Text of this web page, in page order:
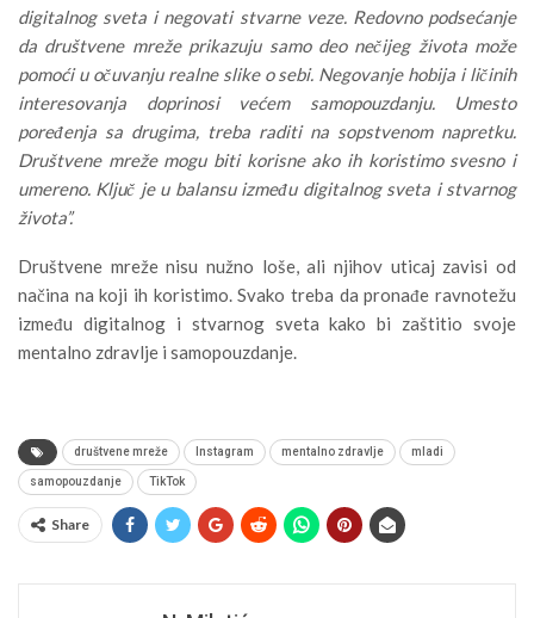
digitalnog sveta i negovati stvarne veze. Redovno podsećanje
da društvene mreže prikazuju samo deo nečijeg života može
pomoći u očuvanju realne slike o sebi. Negovanje hobija i ličinih
interesovanja doprinosi većem samopouzdanju. Umesto
poređenja sa drugima, treba raditi na sopstvenom napretku.
Društvene mreže mogu biti korisne ako ih koristimo svesno i
umereno. Ključ je u balansu između digitalnog sveta i stvarnog
života”.
Društvene mreže nisu nužno loše, ali njihov uticaj zavisi od
načina na koji ih koristimo. Svako treba da pronađe ravnotežu
između digitalnog i stvarnog sveta kako bi zaštitio svoje
mentalno zdravlje i samopouzdanje.
društvene mreže Instagram mentalno zdravlje mladi
samopouzdanje TikTok
Share